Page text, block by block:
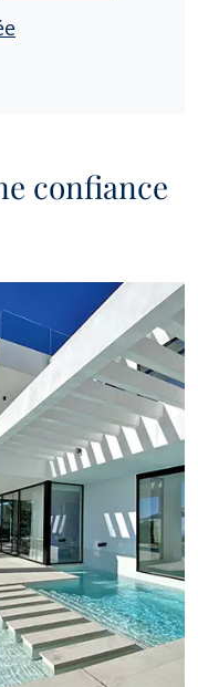
confiance